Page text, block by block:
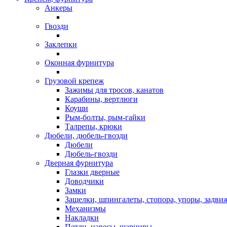
Анкеры
Гвозди
Заклепки
Оконная фурнитура
Грузовой крепеж
Зажимы для тросов, канатов
Карабины, вертлюги
Коуши
Рым-болты, рым-гайки
Талрепы, крюки
Дюбели, дюбель-гвозди
Дюбели
Дюбель-гвозди
Дверная фурнитура
Глазки дверные
Доводчики
Замки
Защелки, шпингалеты, стопора, упоры,
Механизмы
Накладки